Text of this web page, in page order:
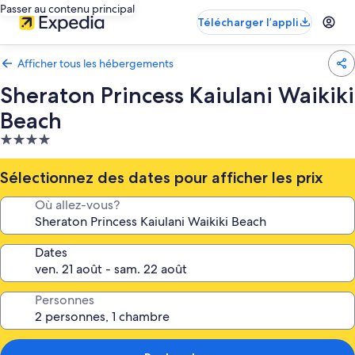
Passer au contenu principal
Télécharger l’appli
Afficher tous les hébergements
Sheraton Princess Kaiulani Waikiki
Beach
Hébergement
4.0 étoiles
Sélectionnez des dates pour afficher les prix
Où allez-vous?
Dates
Personnes